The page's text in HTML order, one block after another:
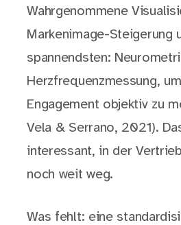
Wahrgenommene
Markenimage-Steigerung
spannendsten:
Herzfrequenzmessung,
Engagement objektiv zu
Vela & Serrano, 2021).
interessant, in der
noch weit weg.
Was fehlt: eine